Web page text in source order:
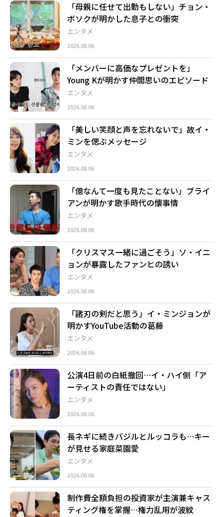
エンタメ
「母親に任せて出勤もしない」チョン・
ボソクが明かした息子との衝突
2026.08.06
エンタメ
「メンバーに高価なプレゼントを」
Young Kが明かす仲間思いのエピソード
2026.08.06
エンタメ
「美しい笑顔と声を忘れないで」故イ・
ミンを偲ぶメッセージ
2026.08.06
エンタメ
「億なんて一度も見たことない」ブライ
アンが明かす歌手時代の懐事情
2026.08.06
エンタメ
「クリスマス一緒に過ごそう」ソ・イニ
ョンが暴露したファンヒの誘い
2026.08.06
エンタメ
「諸刃の剣だと思う」イ・ミンジョンが
明かすYouTube活動の葛藤
2026.08.06
エンタメ
公演4日前の白紙撤回…イ・ハイ側「ア
ーティストの責任ではない」
2026.08.06
エンタメ
長ネギに続きバジルとルッコラも…キー
が見せる家庭菜園愛
2026.08.06
制作費全額負担の投資家が主演兼キャス
ティング権を掌握…権力乱用が波紋